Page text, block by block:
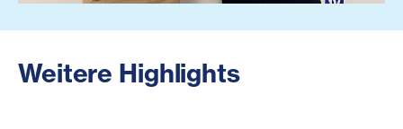
Weitere Highlights